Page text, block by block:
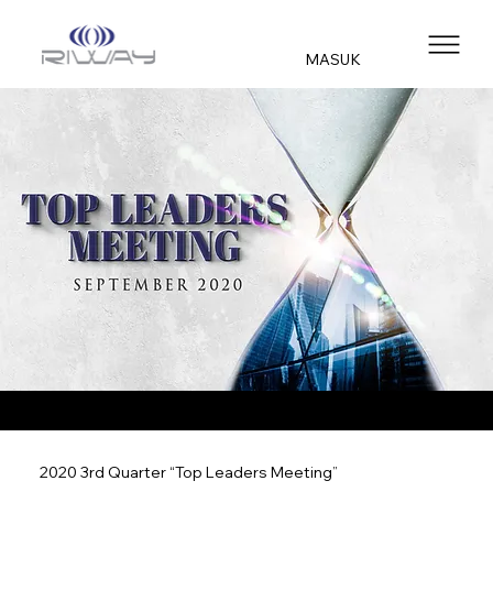
MASUK
2020 3rd Quarter “Top Leaders Meeting”